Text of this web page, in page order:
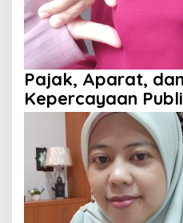
Pajak, Aparat,
Kepercayaan